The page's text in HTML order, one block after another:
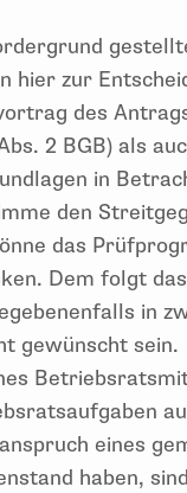
hier zur
des
2 BGB) als
in
den
das
Dem folgt
in
gewünscht sein.
eines
haben,